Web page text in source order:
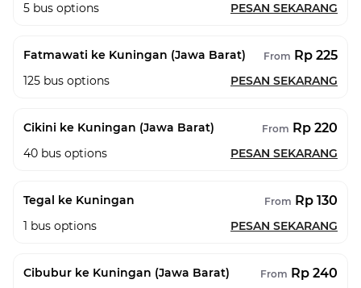
5 bus options PESAN SEKARANG
Fatmawati ke Kuningan (Jawa Barat) From Rp 225
125 bus options PESAN SEKARANG
Cikini ke Kuningan (Jawa Barat) From Rp 220
40 bus options PESAN SEKARANG
Tegal ke Kuningan From Rp 130
1 bus options PESAN SEKARANG
Cibubur ke Kuningan (Jawa Barat) From Rp 240